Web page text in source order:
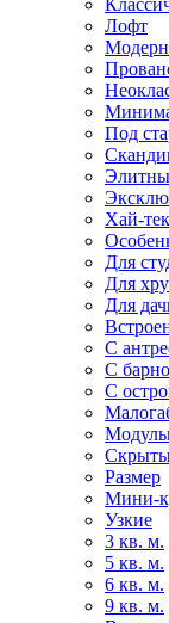
Лофт
Модерн
Под
Хай-тек
Для
Для
Для
С
С
С
Размер
Мини-
Узкие
3 кв. м.
5 кв. м.
6 кв. м.
9 кв. м.